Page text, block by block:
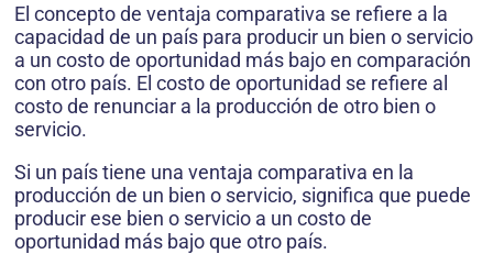
El concepto de ventaja comparativa se refiere a la
capacidad de un país para producir un bien o servicio
a un costo de oportunidad más bajo en comparación
con otro país. El costo de oportunidad se refiere al
costo de renunciar a la producción de otro bien o
servicio.
Si un país tiene una ventaja comparativa en la
producción de un bien o servicio, significa que puede
producir ese bien o servicio a un costo de
oportunidad más bajo que otro país.